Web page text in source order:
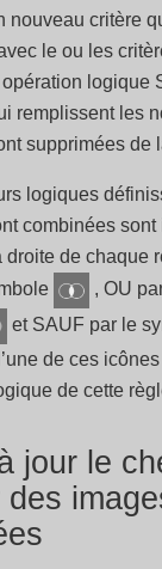
nouveau critère
le ou les
logique
remplissent les
supprimées de
logiques
combinées
droite de chaque
, OU
et SAUF par le
de ces
de cette
jour le
des